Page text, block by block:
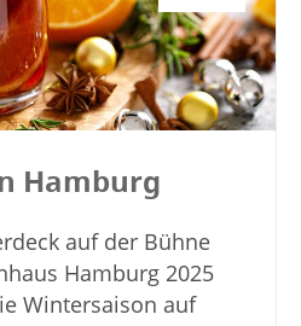
Hamburg
auf der Bühne
Hamburg 2025
Wintersaison auf